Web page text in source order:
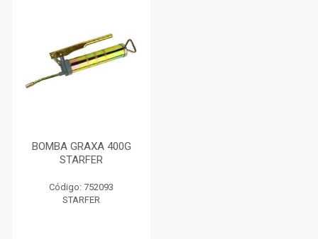
BOMBA GRAXA 400G
STARFER
Código: 752093
STARFER